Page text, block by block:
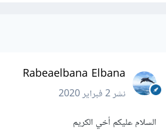
Rabeaelbana Elbana
نشر2 فبراير 2020
السلام عليكم أخي الكريم